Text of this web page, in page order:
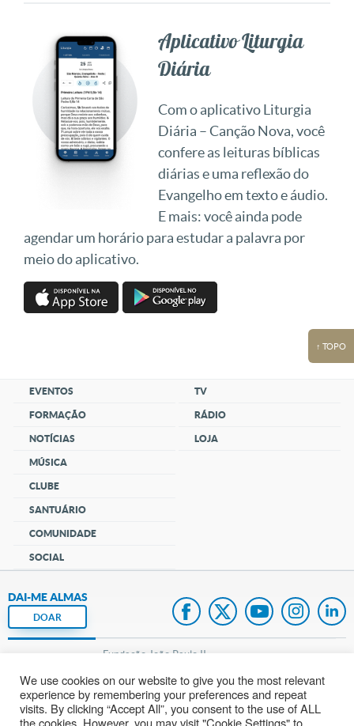
Aplicativo Liturgia
Diária
Com o aplicativo Liturgia
Diária – Canção Nova, você
confere as leituras bíblicas
diárias e uma reflexão do
Evangelho em texto e áudio.
E mais: você ainda pode
agendar um horário para estudar a palavra por
meio do aplicativo.
↑ TOPO
EVENTOS
FORMAÇÃO
NOTÍCIAS
MÚSICA
CLUBE
SANTUÁRIO
COMUNIDADE
SOCIAL
TV
RÁDIO
LOJA
DAI-ME ALMAS
DOAR
Fundação João Paulo II
Pedido de Oração
Mapa do site
We use cookies on our website to give you the most relevant
experience by remembering your preferences and repeat
visits. By clicking “Accept All”, you consent to the use of ALL
the cookies. However, you may visit "Cookie Settings" to